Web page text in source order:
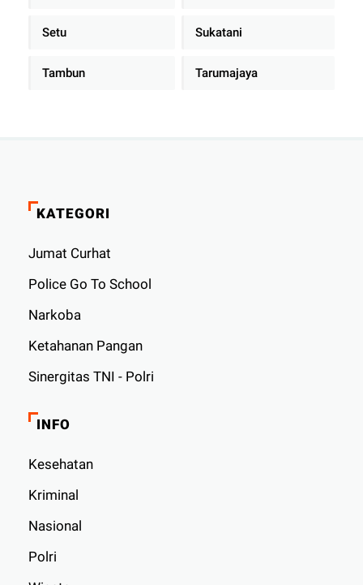
Setu Sukatani
Tambun Tarumajaya
KATEGORI
Jumat Curhat
Police Go To School
Narkoba
Ketahanan Pangan
Sinergitas TNI - Polri
INFO
Kesehatan
Kriminal
Nasional
Polri